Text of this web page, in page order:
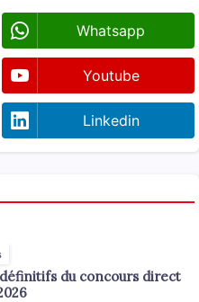
Whatsapp
Youtube
Linkedin
du concours direct